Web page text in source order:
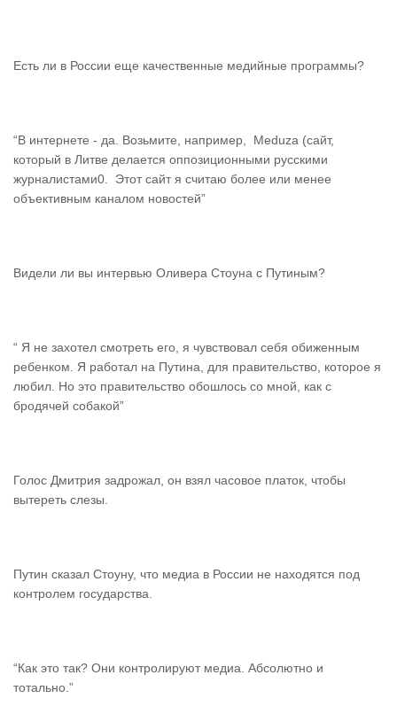
Есть ли в России еще качественные медийные программы?
“В интернете - да. Возьмите, например, Meduza (сайт,
который в Литве делается оппозиционными русскими
журналистами0. Этот сайт я считаю более или менее
объективным каналом новостей”
Видели ли вы интервью Оливера Стоуна с Путиным?
“ Я не захотел смотреть его, я чувствовал себя обиженным
ребенком. Я работал на Путина, для правительство, которое я
любил. Но это правительство обошлось со мной, как с
бродячей собакой”
Голос Дмитрия задрожал, он взял часовое платок, чтобы
вытереть слезы.
Путин сказал Стоуну, что медиа в России не находятся под
контролем государства.
“Как это так? Они контролируют медиа. Абсолютно и
тотально.”